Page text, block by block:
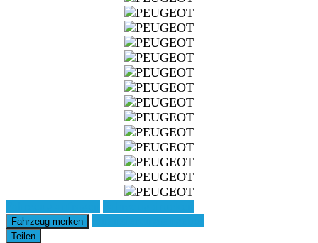
Fahrzeug merken
Teilen